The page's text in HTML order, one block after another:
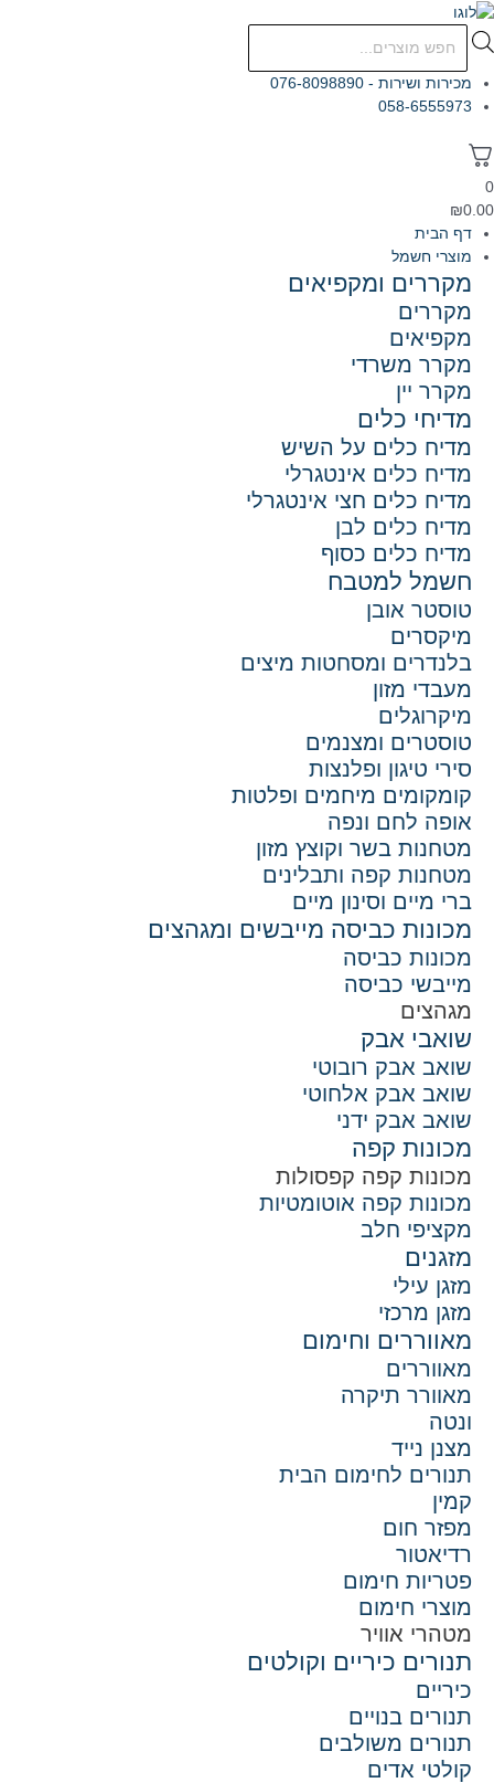
דילוג
לתוכן
search
מכירות ושירות - 076-8098890
058-6555973
0
₪0.00
דף הבית
מוצרי חשמל
מקררים ומקפיאים
מקררים
מקפיאים
מקרר משרדי
מקרר יין
מדיחי כלים
מדיח כלים על השיש
מדיח כלים אינטגרלי
מדיח כלים חצי אינטגרלי
מדיח כלים לבן
מדיח כלים כסוף
חשמל למטבח
טוסטר אובן
מיקסרים
בלנדרים ומסחטות מיצים
מעבדי מזון
מיקרוגלים
טוסטרים ומצנמים
סירי טיגון ופלנצות
קומקומים מיחמים ופלטות
אופה לחם ונפה
מטחנות בשר וקוצץ מזון
מטחנות קפה ותבלינים
ברי מיים וסינון מיים
מכונות כביסה מייבשים ומגהצים
מכונות כביסה
מייבשי כביסה
מגהצים
שואבי אבק
שואב אבק רובוטי
שואב אבק אלחוטי
שואב אבק ידני
מכונות קפה
מכונות קפה קפסולות
מכונות קפה אוטומטיות
מקציפי חלב
מזגנים
מזגן עילי
מזגן מרכזי
מאווררים וחימום
מאווררים
מאוורר תיקרה
ונטה
מצנן נייד
תנורים לחימום הבית
קמין
מפזר חום
רדיאטור
פטריות חימום
מוצרי חימום
מטהרי אוויר
תנורים כיריים וקולטים
כיריים
תנורים בנויים
תנורים משולבים
קולטי אדים